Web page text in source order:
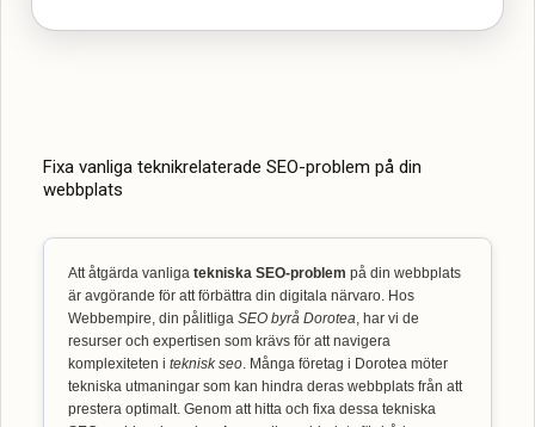
Fixa vanliga teknikrelaterade SEO-problem på din
webbplats
Att åtgärda vanliga tekniska SEO-problem på din webbplats
är avgörande för att förbättra din digitala närvaro. Hos
Webbempire, din pålitliga SEO byrå Dorotea, har vi de
resurser och expertisen som krävs för att navigera
komplexiteten i teknisk seo. Många företag i Dorotea möter
tekniska utmaningar som kan hindra deras webbplats från att
prestera optimalt. Genom att hitta och fixa dessa tekniska